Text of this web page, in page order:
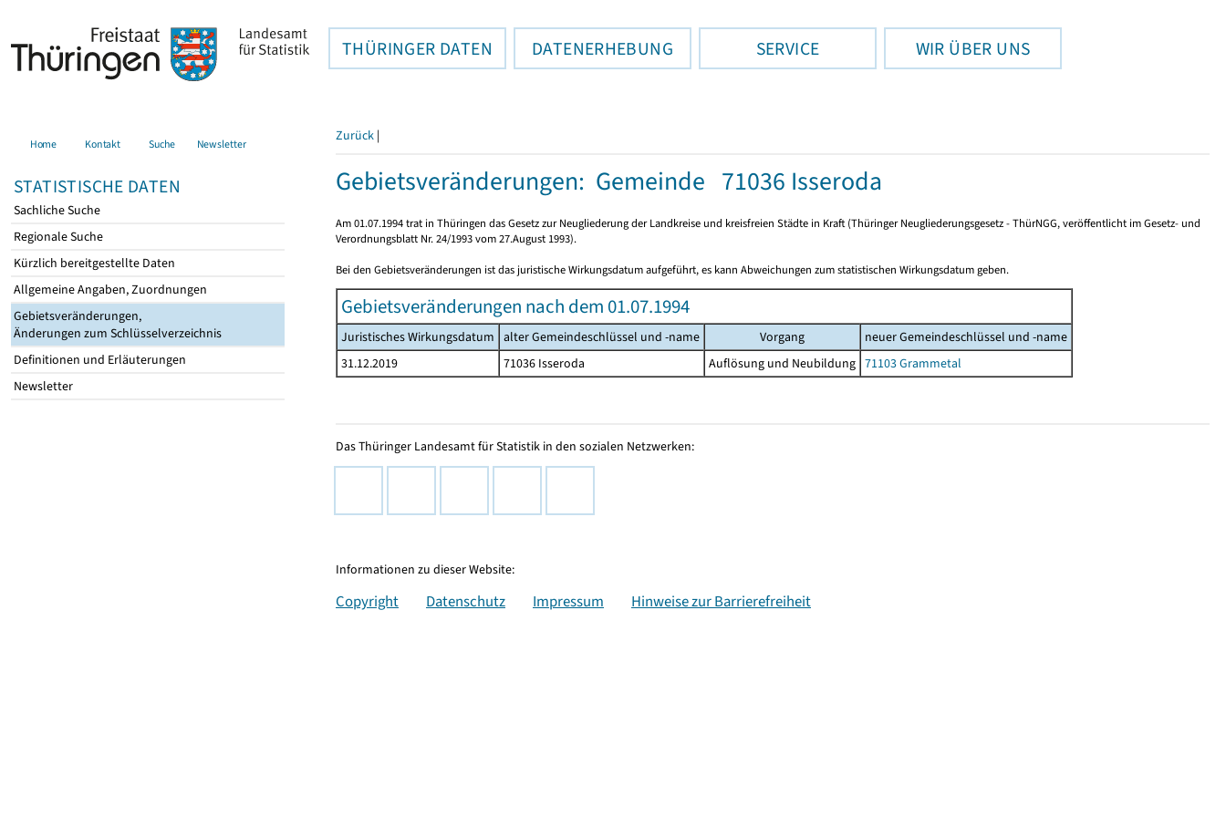
THÜRINGER DATEN DATENERHEBUNG SERVICE WIR ÜBER UNS
Home Kontakt Suche Newsletter
STATISTISCHE DATEN
Sachliche Suche
Regionale Suche
Kürzlich bereitgestellte Daten
Allgemeine Angaben, Zuordnungen
Gebietsveränderungen,
Änderungen zum Schlüsselverzeichnis
Definitionen und Erläuterungen
Newsletter
Zurück |
Gebietsveränderungen: Gemeinde 71036 Isseroda
Am 01.07.1994 trat in Thüringen das Gesetz zur Neugliederung der Landkreise und kreisfreien Städte in Kraft (Thüringer Neugliederungsgesetz - ThürNGG, veröffentlicht im Gesetz- und
Verordnungsblatt Nr. 24/1993 vom 27.August 1993).
Bei den Gebietsveränderungen ist das juristische Wirkungsdatum aufgeführt, es kann Abweichungen zum statistischen Wirkungsdatum geben.
Gebietsveränderungen nach dem 01.07.1994
Juristisches Wirkungsdatum alter Gemeindeschlüssel und -name Vorgang
neuer Gemeindeschlüssel und -name
31.12.2019
71036 Isseroda Auflösung und Neubildung 71103 Grammetal
Das Thüringer Landesamt für Statistik in den sozialen Netzwerken:
Informationen zu dieser Website:
Copyright Datenschutz Impressum Hinweise zur Barrierefreiheit